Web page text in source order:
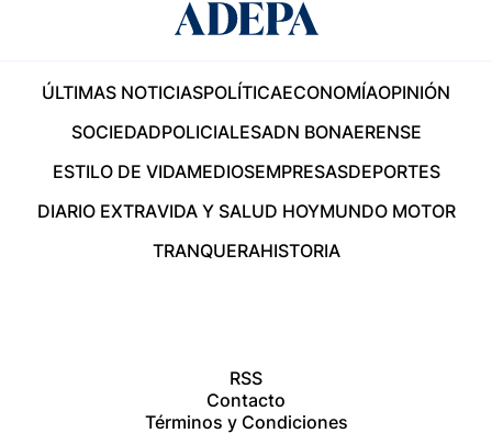
ÚLTIMAS NOTICIASPOLÍTICAECONOMÍAOPINIÓN
SOCIEDADPOLICIALESADN BONAERENSE
ESTILO DE VIDAMEDIOSEMPRESASDEPORTES
DIARIO EXTRAVIDA Y SALUD HOYMUNDO MOTOR
TRANQUERAHISTORIA
RSS
Contacto
Términos y Condiciones